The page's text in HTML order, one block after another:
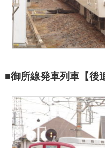
■御所線発車列車【後